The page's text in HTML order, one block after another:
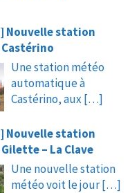
Nouvelle station
Une station météo
automatique à
Castérino, aux […]
Nouvelle station
– La Clave
Une nouvelle station
météo voit le jour[…]